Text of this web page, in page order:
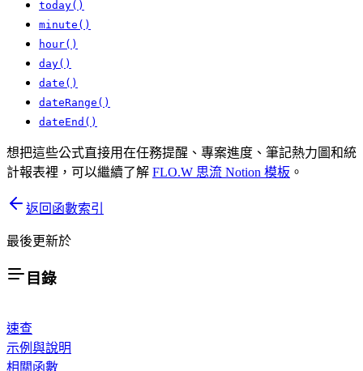
today()
minute()
hour()
day()
date()
dateRange()
dateEnd()
想把這些公式直接用在任務提醒、專案進度、筆記熱力圖和統
計報表裡，可以繼續了解 FLO.W 思流 Notion 模板 。
返回函數索引
最後更新於
目錄
速查
示例與說明
相關函數